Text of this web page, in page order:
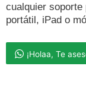
cualquier
portátil, iPad o
¡Holaa, Te